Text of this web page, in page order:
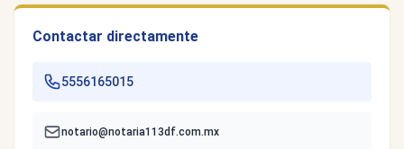
Contactar directamente
5556165015
notario@notaria113df.com.mx